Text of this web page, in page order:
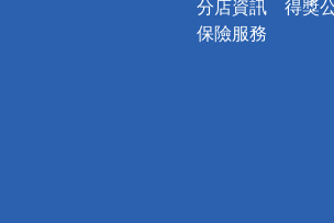
分店資訊
保險服務
得獎